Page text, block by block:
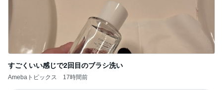
すごくいい感じで2回目のブラシ洗い
Amebaトピックス 17時間前